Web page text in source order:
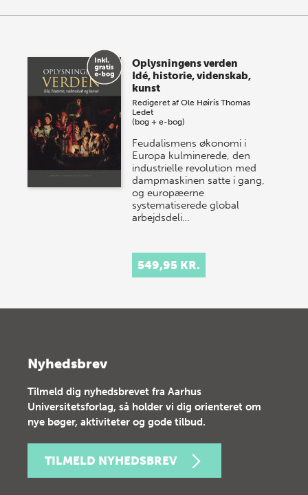
Oplysningens verden
Idé, historie, videnskab,
kunst
Redigeret afOle Høiris Thomas
Ledet
(bog + e-bog)
Feudalismens økonomi i
Europa kulminerede, den
industrielle revolution med
dampmaskinen satte i gang,
og europæerne
systematiserede global
arbejdsdeli…
549,95 KR.
Nyhedsbrev
Tilmeld dig nyhedsbrevet fra Aarhus
Universitetsforlag, så holder vi dig orienteret om
nye bøger, aktiviteter og gode tilbud.
TILMELD NYHEDSBREV